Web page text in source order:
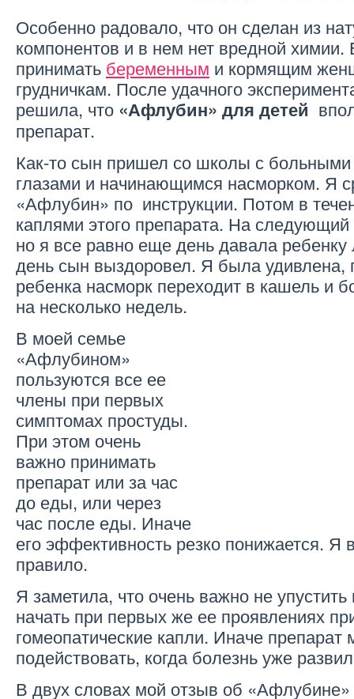
Особенно радовало, что он сделан из
компонентов и в нем нет вредной
принимать беременным и кормящим
грудничкам. После удачного
решила, что «Афлубин» для детей
препарат.
Как-то сын пришел со школы с
глазами и начинающимся насморком. Я
«Афлубин» по инструкции. Потом в
каплями этого препарата. На следующий
но я все равно еще день давала ребенку
день сын выздоровел. Я была удивлена,
ребенка насморк переходит в кашель и
на несколько недель.
В моей семье
«Афлубином»
пользуются все ее
члены при первых
симптомах простуды.
При этом очень
важно принимать
препарат или за час
до еды, или через
час после еды. Иначе
его эффективность резко понижается. Я
правило.
Я заметила, что очень важно не
начать при первых же ее проявлениях
гомеопатические капли. Иначе препарат
подействовать, когда болезнь уже
В двух словах мой отзыв об